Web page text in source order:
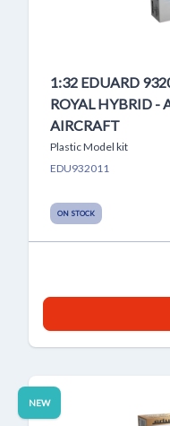
1:32 EDUARD
ROYAL HYBRID -
AIRCRAFT
Plastic Model kit
EDU932011
ON STOCK
NEW